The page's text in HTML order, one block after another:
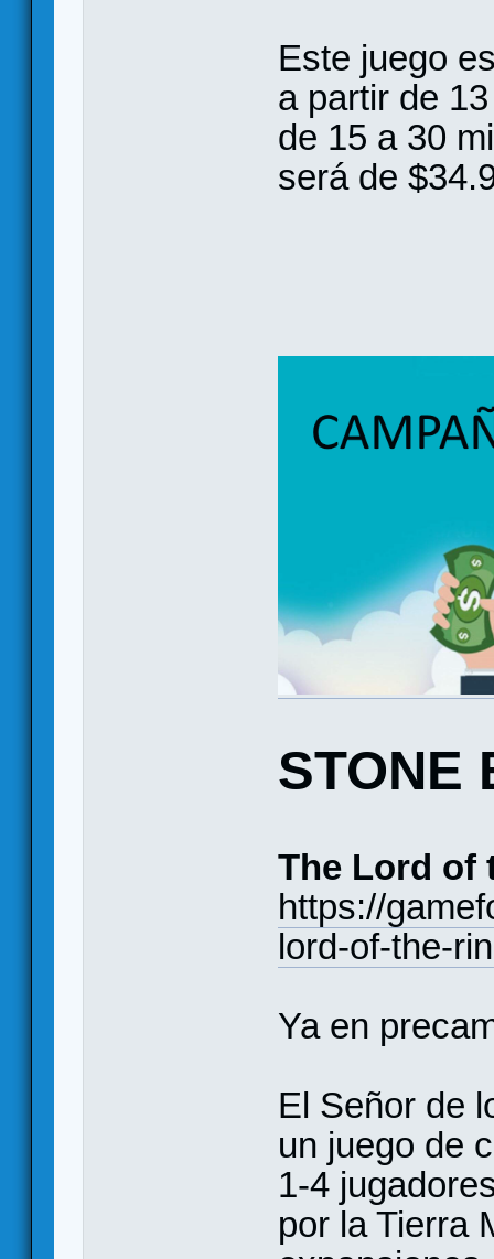
Este juego
a partir de
de 15 a 30
será de
STONE
The Lord of
https://
lord-of-the-
Ya en
El Señor de
un juego de
1-4
por la Tierra